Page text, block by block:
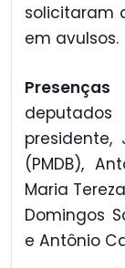
solicitaram
em avulsos.
presidente,
(PMDB),
Maria
Domingos
e Antônio